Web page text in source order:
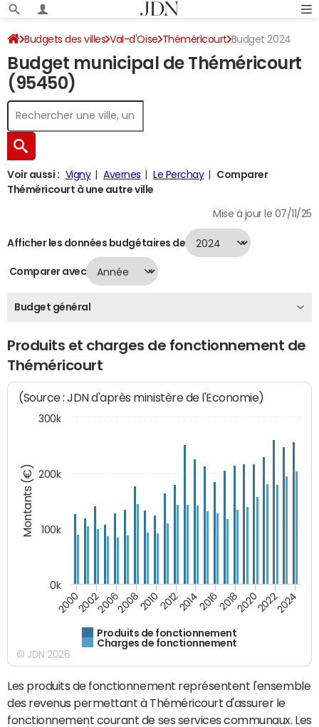
Budgets des villes Val-d'Oise Théméricourt Budget 2024
Budget municipal de Théméricourt
(95450)
Voir aussi : Vigny Avernes Le Perchay
Comparer
Théméricourt à une autre ville
Mise à jour le 07/11/25
Afficher les données budgétaires de
Comparer avec
Budget général
Produits et charges de fonctionnement de
Théméricourt
Montants (€)
(Source : JDN d'après ministère de l'Economie)
Produits de fonctionnement
Charges de fonctionnement
200020022006200820102012201420162018202020222024
0k
100k
200k
300k
© JDN 2026
Les produits de fonctionnement représentent l'ensemble
des revenus permettant à Théméricourt d'assurer le
fonctionnement courant de ses services communaux. Les